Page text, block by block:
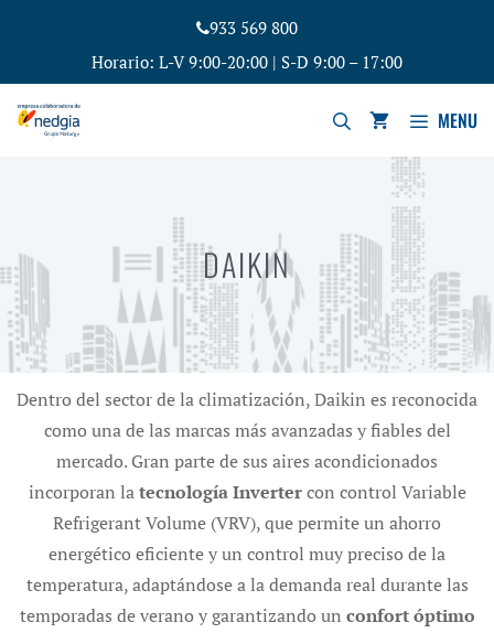
933 569 800
Horario: L-V 9:00-20:00 | S-D 9:00 – 17:00
MENU
DAIKIN
Dentro del sector de la climatización, Daikin es reconocida
como una de las marcas más avanzadas y fiables del
mercado. Gran parte de sus aires acondicionados
incorporan latecnología Invertercon control Variable
Refrigerant Volume (VRV), que permite un ahorro
energético eficiente y un control muy preciso de la
temperatura, adaptándose a la demanda real durante las
temporadas de verano y garantizando un confort óptimo